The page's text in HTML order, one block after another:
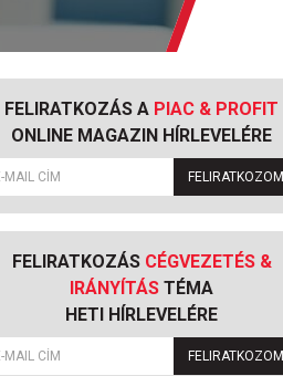
FELIRATKOZÁS A PIAC & PROFIT
ONLINE MAGAZIN HÍRLEVELÉRE
FELIRATKOZOM
FELIRATKOZÁS CÉGVEZETÉS &
IRÁNYÍTÁS TÉMA
HETI HÍRLEVELÉRE
FELIRATKOZOM